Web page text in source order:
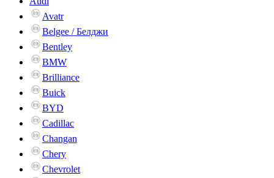
Avatr
Belgee / Белджи
Bentley
BMW
Brilliance
Buick
BYD
Cadillac
Changan
Chery
Chevrolet